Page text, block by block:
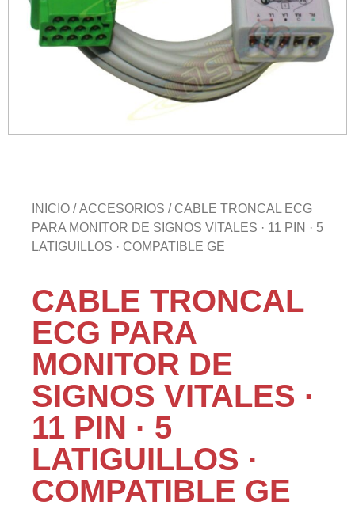
INICIO /ACCESORIOS / CABLE TRONCAL ECG
PARA MONITOR DE SIGNOS VITALES · 11 PIN · 5
LATIGUILLOS · COMPATIBLE GE
CABLE TRONCAL
ECG PARA
MONITOR DE
SIGNOS VITALES ·
11 PIN · 5
LATIGUILLOS ·
COMPATIBLE GE